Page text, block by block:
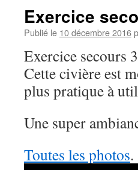
Exercice
Publié le 10 décembre 2016
Exercice secours
Cette civière est
plus pratique à
Une super
Toutes les photos.